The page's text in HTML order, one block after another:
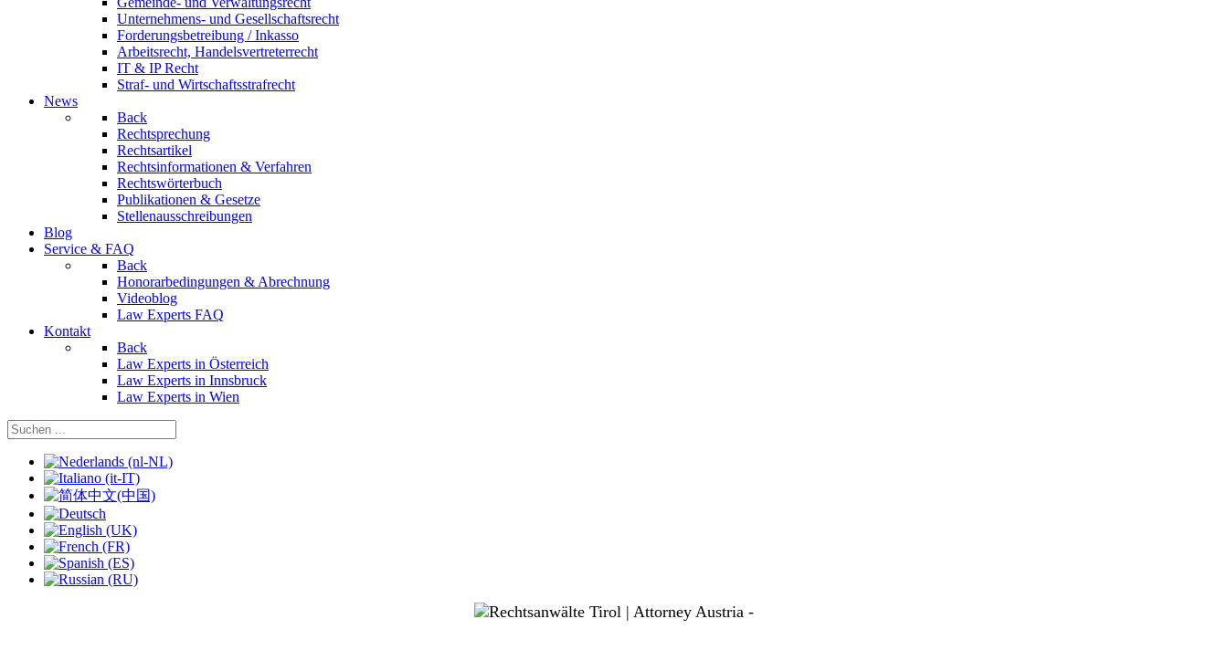
Unternehmens- und Gesellschaftsrecht
Forderungsbetreibung / Inkasso
Arbeitsrecht, Handelsvertreterrecht
IT & IP Recht
Straf- und Wirtschaftsstrafrecht
News
Back
Rechtsprechung
Rechtsartikel
Rechtsinformationen & Verfahren
Rechtswörterbuch
Publikationen & Gesetze
Stellenausschreibungen
Blog
Service & FAQ
Back
Honorarbedingungen & Abrechnung
Videoblog
Law Experts FAQ
Kontakt
Back
Law Experts in Österreich
Law Experts in Innsbruck
Law Experts in Wien
Sprache auswählen